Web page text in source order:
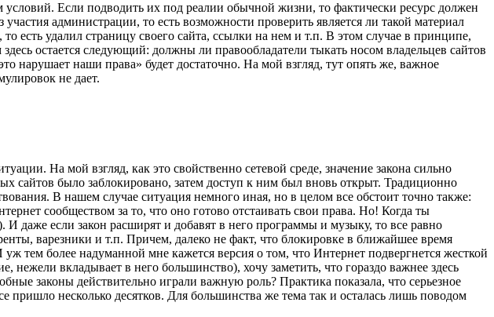
Если подводить их под реалии обычной жизни, то фактически ресурс должен
администрации, то есть возможности проверить является ли такой материал
есть удалил страницу своего сайта, ссылки на нем и т.п. В этом случае в принципе,
остается следующий: должны ли правообладатели тыкать носом владельцев сайтов
нарушает наши права» будет достаточно. На мой взгляд, тут опять же, важное
не дает.
На мой взгляд, как это свойственно сетевой среде, значение закона сильно
сайтов было заблокировано, затем доступ к ним был вновь открыт. Традиционно
В нашем случае ситуация немного иная, но в целом все обстоит точно также:
сообществом за то, что оно готово отстаивать свои права. Но! Когда ты
даже если закон расширят и добавят в него программы и музыку, то все равно
варезники и т.п. Причем, далеко не факт, что блокировке в ближайшее время
тем более надуманной мне кажется версия о том, что Интернет подвергнется жесткой
нежели вкладывает в него большинство), хочу заметить, что гораздо важнее здесь
законы действительно играли важную роль? Практика показала, что серьезное
несколько десятков. Для большинства же тема так и осталась лишь поводом